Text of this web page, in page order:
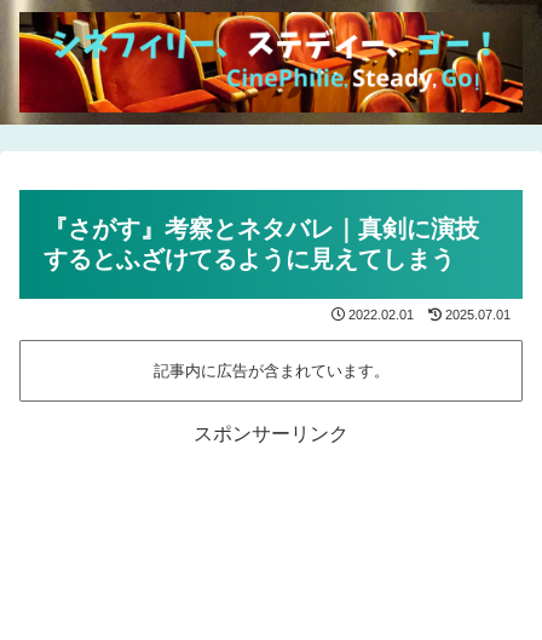
『さがす』考察とネタバレ｜真剣に演技
するとふざけてるように見えてしまう
2022.02.01 2025.07.01
記事内に広告が含まれています。
スポンサーリンク